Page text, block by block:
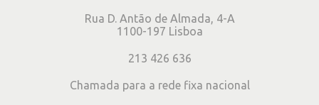
Rua D. Antão de Almada, 4-A
1100-197 Lisboa
213 426 636
Chamada para a rede fixa nacional